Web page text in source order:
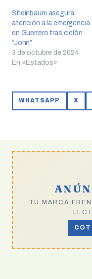
Sheinbaum asegura
atención a la emergencia
en Guerrero tras ciclón
“John”
3 de octubre de 2024
En «Estados»
WHATSAPP X
TU MARCA